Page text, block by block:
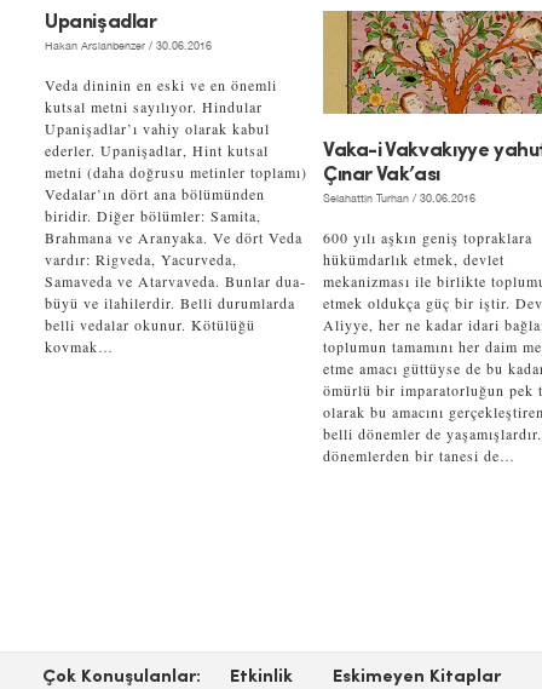
Upanişadlar
Hakan Arslanbenzer / 30.06.2016
Veda dininin en eski ve en önemli
kutsal metni sayılıyor. Hindular
Upanişadlar’ı vahiy olarak kabul
ederler. Upanişadlar, Hint kutsal
metni (daha doğrusu metinler toplamı)
Vedalar’ın dört ana bölümünden
biridir. Diğer bölümler: Samita,
Brahmana ve Aranyaka. Ve dört Veda
vardır: Rigveda, Yacurveda,
Samaveda ve Atarvaveda. Bunlar dua-
büyü ve ilahilerdir. Belli durumlarda
belli vedalar okunur. Kötülüğü
kovmak…
Vaka-i Vakvakıyye
Çınar Vak’ası
Selahattin Turhan / 30.06.2016
600 yılı aşkın geniş topraklara
hükümdarlık etmek, devlet
mekanizması ile birlikte
etmek oldukça güç bir iştir.
Aliyye, her ne kadar idari
toplumun tamamını her daim
etme amacı güttüyse de bu
ömürlü bir imparatorluğun pek
olarak bu amacını
belli dönemler de
dönemlerden bir tanesi de…
Çok Konuşulanlar: Etkinlik Eskimeyen Kitaplar